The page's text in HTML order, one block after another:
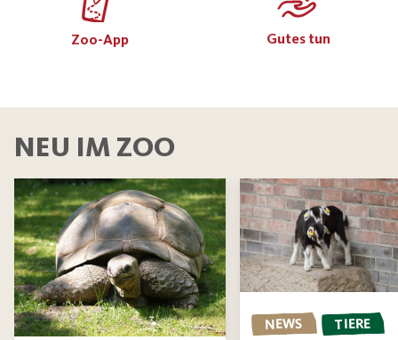
Zoo-App Gutes tun
NEU IM ZOO
NEWS TIERE